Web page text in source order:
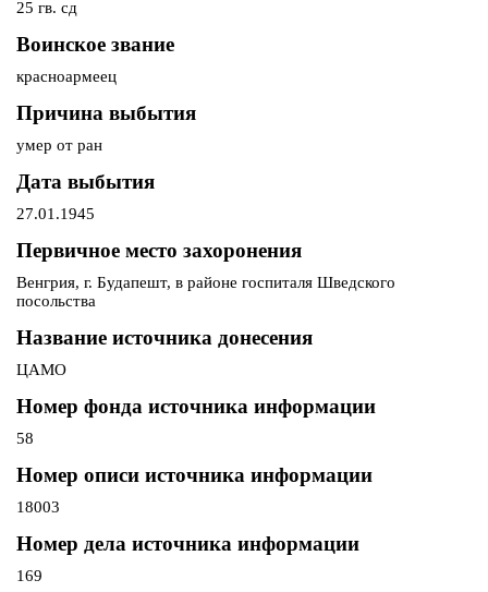
25 гв. сд
Воинское звание
красноармеец
Причина выбытия
умер от ран
Дата выбытия
27.01.1945
Первичное место захоронения
Венгрия, г. Будапешт, в районе госпиталя Шведского
посольства
Название источника донесения
ЦАМО
Номер фонда источника информации
58
Номер описи источника информации
18003
Номер дела источника информации
169